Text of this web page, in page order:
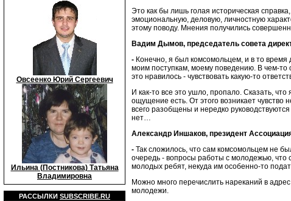
Овсеенко Юрий Сергеевич
Ильина (Постникова) Татьяна
Владимировна
РАССЫЛКИ SUBSCRIBE.RU
Это как бы лишь голая историческая
эмоциональную, деловую, личностную
этому поводу. Мнения получились
Вадим Дымов, председатель совета
- Конечно, я был комсомольцем, и в то
моим поступкам, моему поведению. В чем-то
это нравилось - чувствовать какую-то
И как-то все это ушло, пропало. Сказать,
ощущение есть. От этого возникает
всего разобщены и нередко
нет…
Александр Иншаков, президент
- Так сложилось, что сам комсомольцем не
очередь - вопросы работы с молодежью, что
молодых ребят, некуда им особенно-то
Можно много перечислить нареканий в
молодежи.